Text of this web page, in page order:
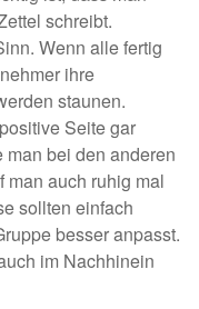
schreibt.
Wenn alle fertig
ihre
staunen.
Seite gar
bei den anderen
man auch ruhig mal
sollten einfach
besser anpasst.
im Nachhinein